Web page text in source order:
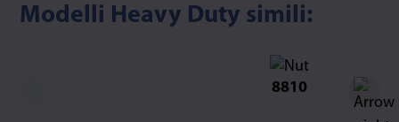
Modelli Heavy Duty simili:
8810